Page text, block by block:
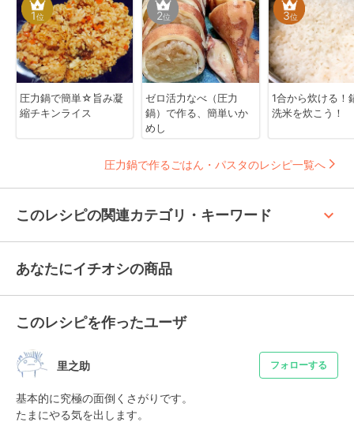
1位
圧力鍋で簡単☆旨み凝
縮チキンライス
2位
ゼロ活力なべ（圧力
鍋）で作る、簡単いか
めし
3位
1合から炊ける！
洗米を炊こう！
圧力鍋で作るごはん・パスタのレシピ一覧へ
このレシピの関連カテゴリ・キーワード keyboard_arrow_up
あなたにイチオシの商品
このレシピを作ったユーザ
里之助 フォローする
基本的に究極の面倒くさがりです。
たまにやる気を出します。